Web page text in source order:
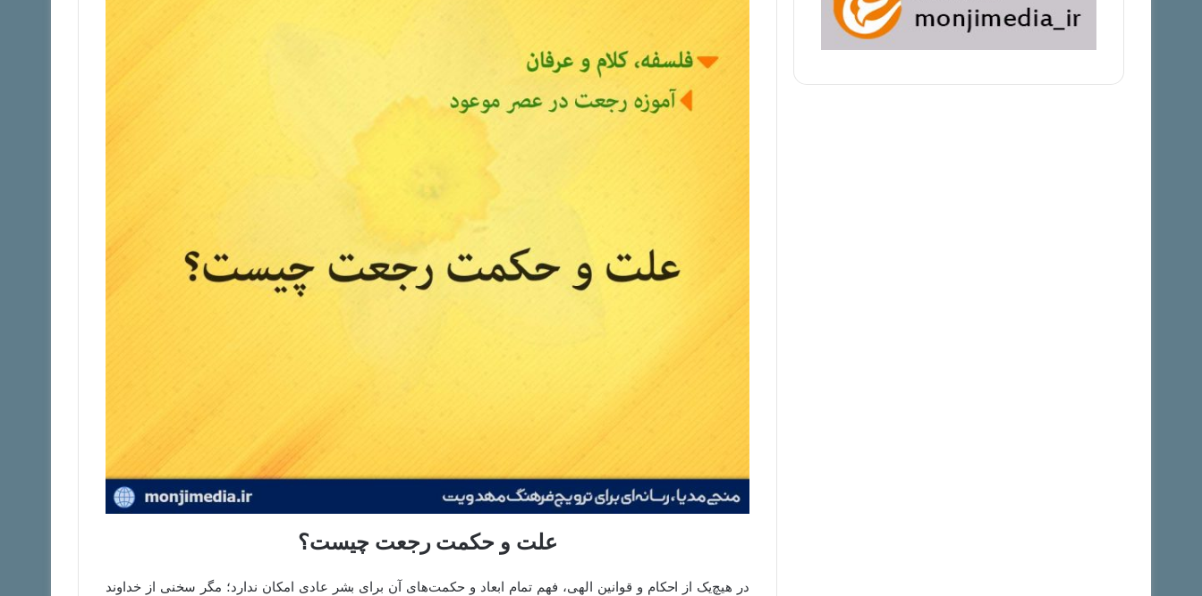
علت و حکمت رجعت چیست؟
در هیچ‌یک از احکام و قوانین الهی، فهم تمام ابعاد و حکمت‌های آن برای بشر عادی امکان ندارد؛ مگر سخنی از خداوند